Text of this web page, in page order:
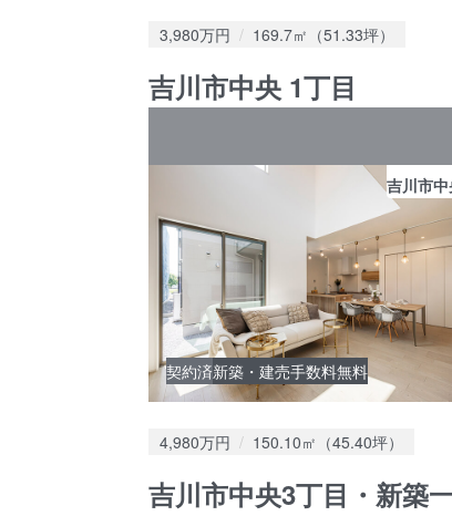
吉川市中央 1丁目
価格：
3,980万円 土地面積：
169.7㎡（51.33坪）
契約済新築・建売手数料無料
吉川市
吉川市中央3丁目・新築
価格：
4,980万円 土地面積：
150.10㎡（45.40坪）